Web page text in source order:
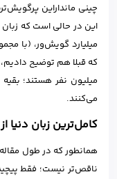
میلیارد گویش‌ور، (با
میلیون نفر هستند؛
می‌کنند.
کامل‌ترین زبان دنیا
همانطور که در طول مقاله
ناقص‌تر نیست؛ فقط